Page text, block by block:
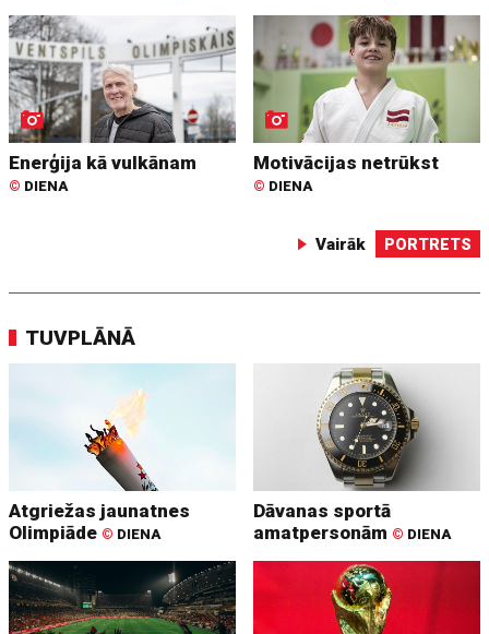
Enerģija kā vulkānam
© DIENA
Motivācijas netrūkst
© DIENA
Vairāk PORTRETS
TUVPLĀNĀ
Atgriežas jaunatnes
Olimpiāde © DIENA
Dāvanas sportā
amatpersonām © DIENA